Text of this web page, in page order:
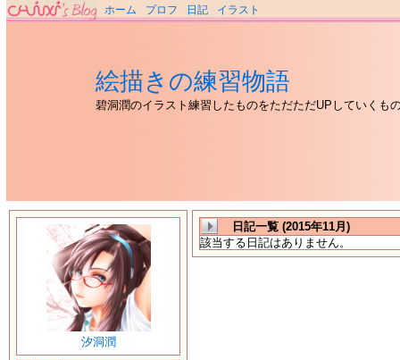
ホーム プロフ 日記 イラスト
絵描きの練習物語
碧洞潤のイラスト練習したものをただただUPしていくも
汐洞潤
日記一覧 (2015年11月)
該当する日記はありません。